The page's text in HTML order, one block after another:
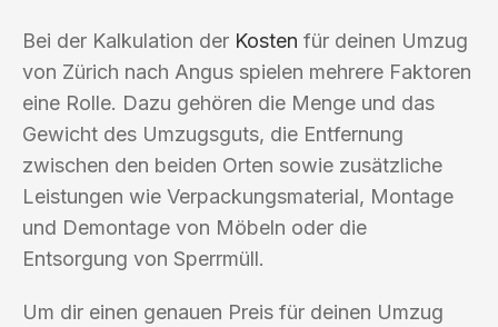
Bei der Kalkulation der Kosten für deinen Umzug
von Zürich nach Angus spielen mehrere Faktoren
eine Rolle. Dazu gehören die Menge und das
Gewicht des Umzugsguts, die Entfernung
zwischen den beiden Orten sowie zusätzliche
Leistungen wie Verpackungsmaterial, Montage
und Demontage von Möbeln oder die
Entsorgung von Sperrmüll.
Um dir einen genauen Preis für deinen Umzug